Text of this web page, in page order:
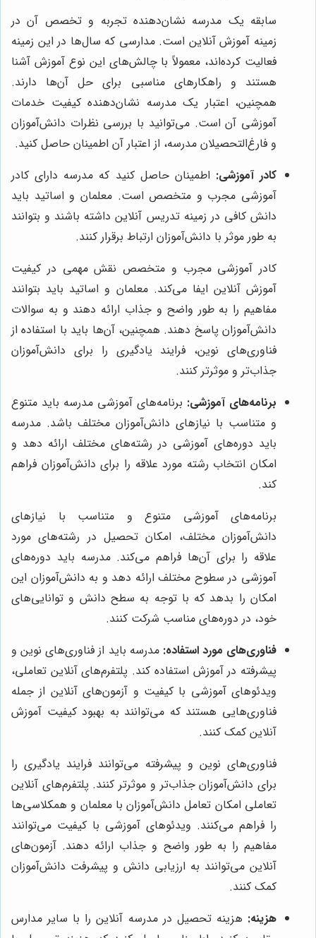
سابقه یک مدرسه نشان‌دهنده تجربه و تخصص آن در
زمینه آموزش آنلاین است. مدارسی که سال‌ها در این زمینه
فعالیت کرده‌اند، معمولاً با چالش‌های این نوع آموزش آشنا
هستند و راهکارهای مناسبی برای حل آن‌ها دارند.
همچنین، اعتبار یک مدرسه نشان‌دهنده کیفیت خدمات
آموزشی آن است. می‌توانید با بررسی نظرات دانش‌آموزان
و فارغ‌التحصیلان مدرسه، از اعتبار آن اطمینان حاصل کنید.
کادر آموزشی: اطمینان حاصل کنید که مدرسه دارای کادر
آموزشی مجرب و متخصص است. معلمان و اساتید باید
دانش کافی در زمینه تدریس آنلاین داشته باشند و بتوانند
به طور موثر با دانش‌آموزان ارتباط برقرار کنند.
کادر آموزشی مجرب و متخصص نقش مهمی در کیفیت
آموزش آنلاین ایفا می‌کند. معلمان و اساتید باید بتوانند
مفاهیم را به طور واضح و جذاب ارائه دهند و به سوالات
دانش‌آموزان پاسخ دهند. همچنین، آن‌ها باید با استفاده از
فناوری‌های نوین، فرایند یادگیری را برای دانش‌آموزان
جذاب‌تر و موثرتر کنند.
برنامه‌های آموزشی: برنامه‌های آموزشی مدرسه باید متنوع
و متناسب با نیازهای دانش‌آموزان مختلف باشد. مدرسه
باید دوره‌های آموزشی در رشته‌های مختلف ارائه دهد و
امکان انتخاب رشته مورد علاقه را برای دانش‌آموزان فراهم
کند.
برنامه‌های آموزشی متنوع و متناسب با نیازهای
دانش‌آموزان مختلف، امکان تحصیل در رشته‌های مورد
علاقه را برای آن‌ها فراهم می‌کند. مدرسه باید دوره‌های
آموزشی در سطوح مختلف ارائه دهد و به دانش‌آموزان این
امکان را بدهد که با توجه به سطح دانش و توانایی‌های
خود، در دوره‌های مناسب شرکت کنند.
فناوری‌های مورد استفاده: مدرسه باید از فناوری‌های نوین و
پیشرفته در آموزش استفاده کند. پلتفرم‌های آنلاین تعاملی،
ویدئوهای آموزشی با کیفیت و آزمون‌های آنلاین از جمله
فناوری‌هایی هستند که می‌توانند به بهبود کیفیت آموزش
آنلاین کمک کنند.
فناوری‌های نوین و پیشرفته می‌توانند فرایند یادگیری را
برای دانش‌آموزان جذاب‌تر و موثرتر کنند. پلتفرم‌های آنلاین
تعاملی امکان تعامل دانش‌آموزان با معلمان و همکلاسی‌ها
را فراهم می‌کنند. ویدئوهای آموزشی با کیفیت می‌توانند
مفاهیم را به طور واضح و جذاب ارائه دهند. آزمون‌های
آنلاین می‌توانند به ارزیابی دانش و پیشرفت دانش‌آموزان
کمک کنند.
هزینه: هزینه تحصیل در مدرسه آنلاین را با سایر مدارس